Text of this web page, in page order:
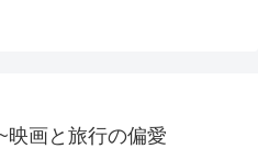
映画と旅行の偏愛